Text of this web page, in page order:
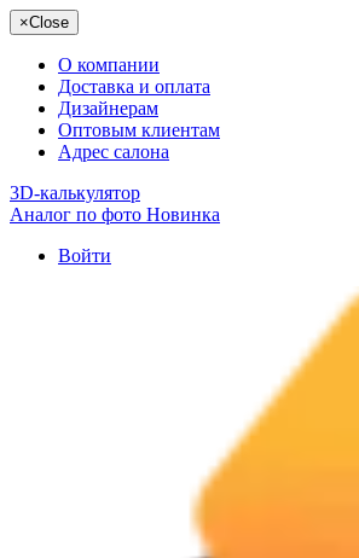
×Close
О компании
Доставка и оплата
Дизайнерам
Оптовым клиентам
Адрес салона
3D-калькулятор
Аналог по фото Новинка
Войти